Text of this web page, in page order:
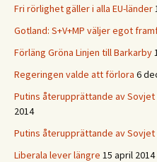
Fri rörlighet gäller i alla EU-länder
Gotland: S+V+MP väljer egot
Förläng Gröna Linjen till Barkarby
Regeringen valde att förlora 6
Putins återupprättande av
2014
Putins återupprättande av Sovjet
Liberala lever längre 15 april 2014